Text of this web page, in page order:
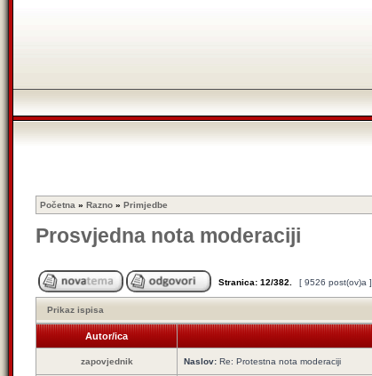
Početna » Razno » Primjedbe
Prosvjedna nota moderaciji
Stranica: 12/382 [ 9526 post(ov)a ]
Prikaz ispisa
Autor/ica
zapovjednik Naslov: Re: Protestna nota moderaciji